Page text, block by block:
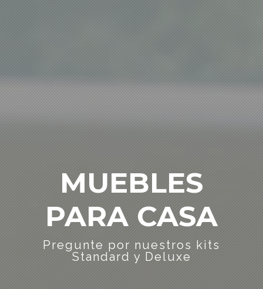
MUEBLES
PARA CASA
Pregunte por nuestros kits
Standard y Deluxe